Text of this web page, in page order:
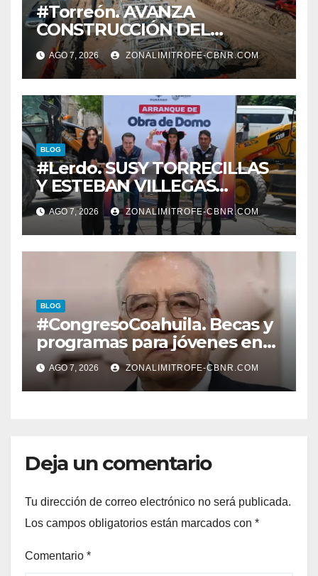
#Torreón. AVANZA
CONSTRUCCIÓN DEL
SISTEMA VIAL ORIENTE,
SOBRE BULEVAR
REVOLUCIÓN
AGO 7, 2026 ZONALIMITROFE-CBNR.COM
BLOG
#Lerdo. SUSY TORRECILLAS
Y ESTEBAN VILLEGAS
ENTREGAN TÍTULOS DE
PROPIEDAD A FAMILIAS
LERDENSES Y DAN
ARRANQUE A LA
CONSTRUCCIÓN DE DOMO
EN CARLOS REAL*
AGO 7, 2026 ZONALIMITROFE-CBNR.COM
BLOG
#CongresoCoahuila. Becas y
programas para jóvenes en
áreas agropecuarias, plantea
Raúl Onofre
AGO 7, 2026 ZONALIMITROFE-CBNR.COM
Deja un comentario
Tu dirección de correo electrónico no será publicada.
Los campos obligatorios están marcados con *
Comentario *